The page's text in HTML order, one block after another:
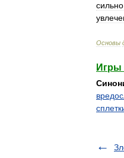
сильно
Основы
Игры